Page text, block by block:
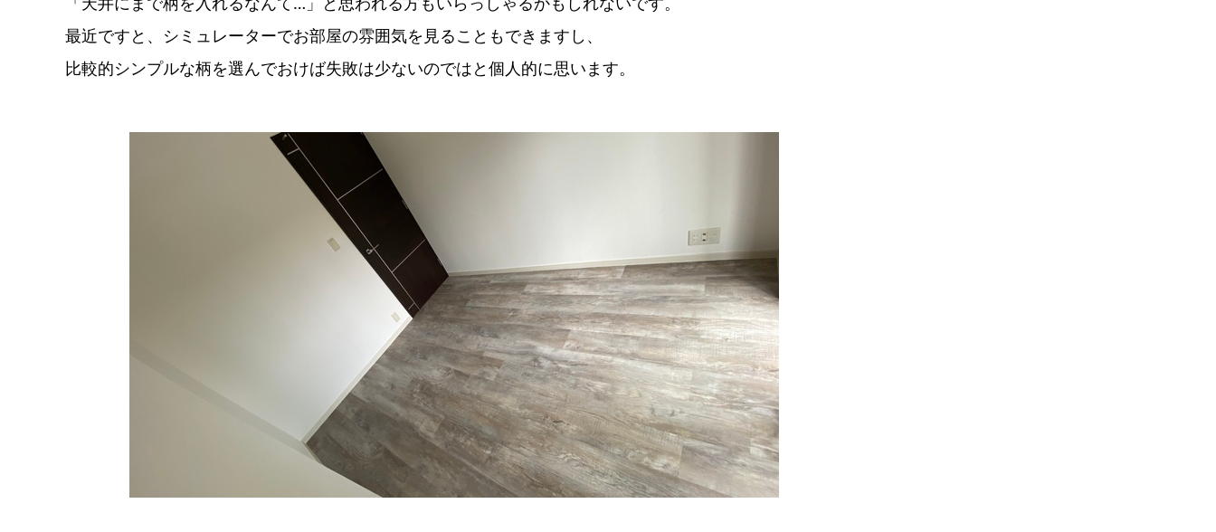
最近ですと、シミュレーターでお部屋の雰囲気を見ることもできますし、
比較的シンプルな柄を選んでおけば失敗は少ないのではと個人的に思います。